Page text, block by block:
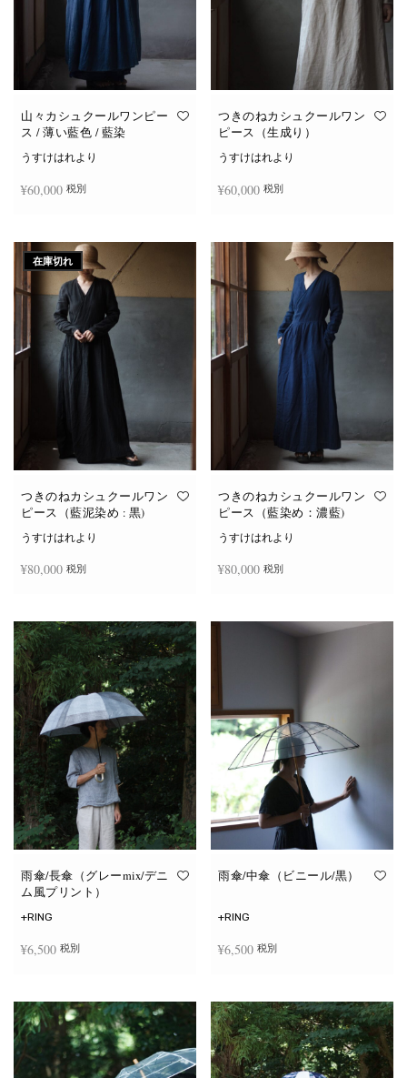
山々カシュクールワンピー
ス / 薄い藍色 / 藍染
うすけはれより
¥60,000 税別
つきのねカシュクールワン
ピース（生成り）
うすけはれより
¥60,000 税別
在庫切れ
つきのねカシュクールワン
ピース（藍泥染め : 黒)
うすけはれより
¥80,000 税別
つきのねカシュクールワン
ピース（藍染め：濃藍)
うすけはれより
¥80,000 税別
雨傘/長傘（グレーmix/デニ
ム風プリント）
+RING
¥6,500 税別
雨傘/中傘（ビニール/黒）
+RING
¥6,500 税別